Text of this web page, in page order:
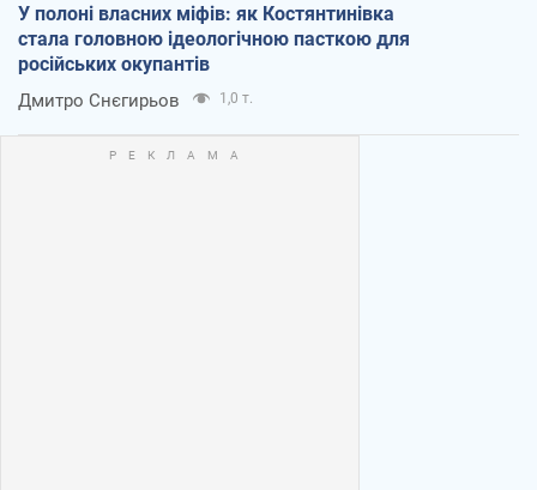
У полоні власних міфів: як Костянтинівка
стала головною ідеологічною пасткою для
російських окупантів
Дмитро Снєгирьов 1,0 т.